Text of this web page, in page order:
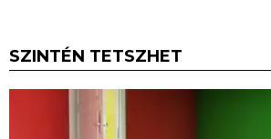
SZINTÉN TETSZHET